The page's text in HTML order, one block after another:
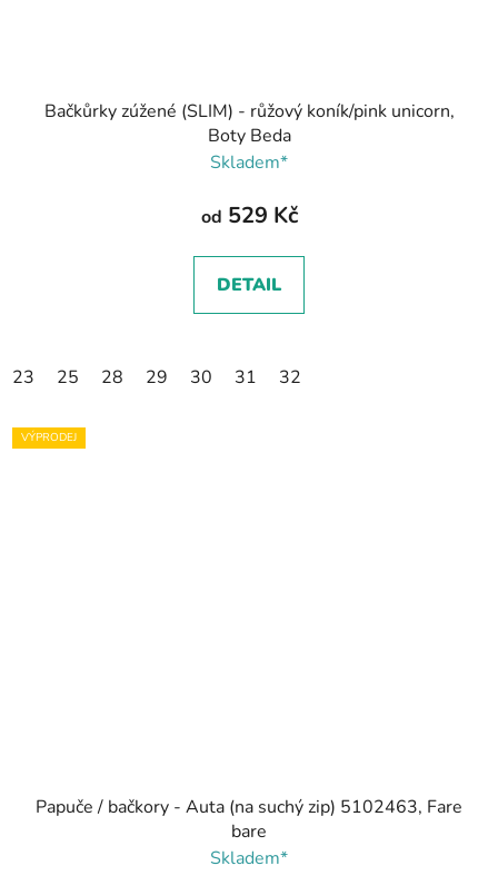
Bačkůrky zúžené (SLIM) - růžový koník/pink unicorn,
Boty Beda
Skladem*
od 529 Kč
DETAIL
23 25 28 29 30 31 32
VÝPRODEJ
Papuče / bačkory - Auta (na suchý zip) 5102463, Fare
bare
Skladem*